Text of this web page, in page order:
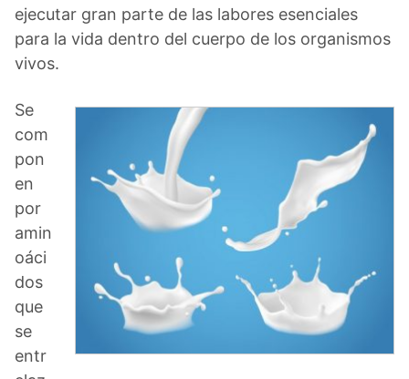
ejecutar gran parte de las labores esenciales
para la vida dentro del cuerpo de los organismos
vivos.
Se
com
pon
en
por
amin
oáci
dos
que
se
entr